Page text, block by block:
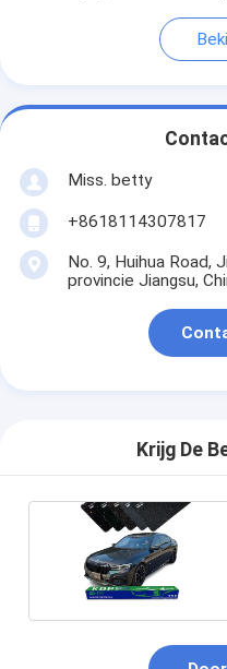
Miss. betty
+8618114307817
No. 9, Huihua Road,
provincie Jiangsu,
Krijg De